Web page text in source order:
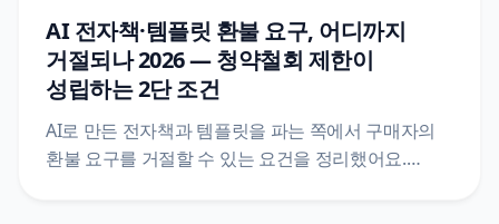
정리했어요.
AI 전자책·템플릿 환불 요구, 어디까지
거절되나 2026 — 청약철회 제한이
성립하는 2단 조건
AI로 만든 전자책과 템플릿을 파는 쪽에서 구매자의
환불 요구를 거절할 수 있는 요건을 정리했어요.